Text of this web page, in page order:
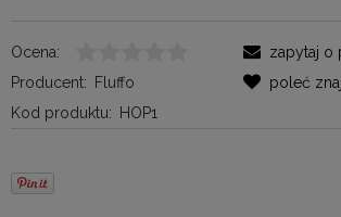
Ocena:
Producent:
Fluffo
Kod produktu:
HOP1
zapytaj o
poleć